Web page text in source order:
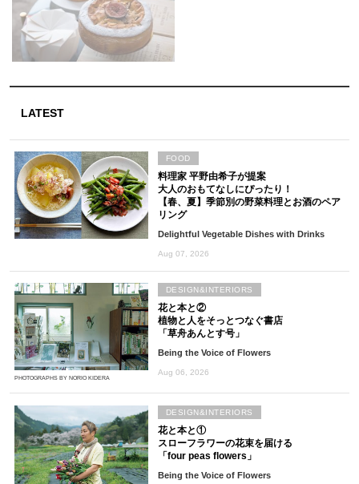
LATEST
料理家 平野由希子が提案
大人のおもてなしにぴったり！
【春、夏】季節別の野菜料理とお酒のペア
リング
Delightful Vegetable Dishes with Drinks
Aug 07, 2026
FOOD
PHOTOGRAPHS BY NORIO KIDERA
花と本と②
植物と人をそっとつなぐ書店
「草舟あんとす号」
Being the Voice of Flowers
Aug 06, 2026
DESIGN&INTERIORS
花と本と①
スローフラワーの花束を届ける
「four peas flowers」
Being the Voice of Flowers
DESIGN&INTERIORS